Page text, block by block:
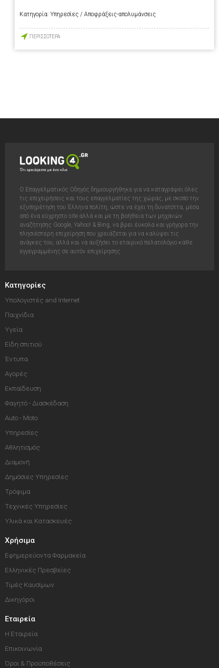
Κατηγορία: Υπηρεσίες / Αποφράξεις-απολυμάνσεις
ΠΕΡΙΣΣΟΤΕΡΑ
Ο Επαγγελματικός Οδηγός δημιουργήθηκε για να καταγράψει όλες
τις επιχειρήσεις και τους επαγγελματίες της χώρας, με σκοπό την
εξυπηρέτηση του Έλληνα πολίτη, ώστε να έχει τη δυνατόττα, μέσα
από ένα εύχρηστο site αλλά και με τη βοήθεια των μηχανών
αναζήτησης Google, Yahoo! & Bing, να βρει έυκολα και γρήγορα την
πλησιέστερη επιχείρηση που χρειάζεται για να καλύψει τις
ανάγκες του, αλλά και να αυξήσει το εταιρικό πελατολόγιο κάθε
εγγεγραμμένης σε αυτόν επιχείρησης.
Κατηγορίες
Υπολογιστές and Internet
Παιχνίδια
Υγεία
Είδη σπιτιού
Έντυπα
Αγορές
Εκπαίδευση
Φαγητό - Διασκέδαση
Auto - Moto
Υπηρεσίες
Αθλητισμός
Διαμονή
Δημόσιες Υπηρεσίες
Τρόφιμα
Τεχνικές Υπηρεσίες
Υλικά και Κατασκευές
Χρήσιμα
Εφημερεύοντα Φαρμακεία
Ελληνικές Πρεσβείες
Τιμές Καυσίμων
Δικηγόροι
Εταιρεία
Η Εταιρεία
Επικοινωνία
Όροι & Προϋποθέσεις